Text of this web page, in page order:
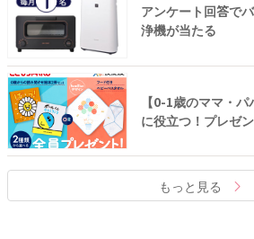
アンケート回答で
浄機が当たる
【0-1歳のママ・
に役立つ！プレゼ
もっと見る